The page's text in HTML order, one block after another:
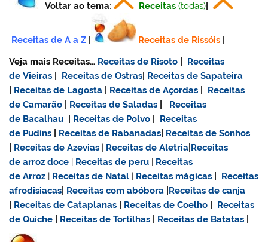
Voltar ao tema: Receitas (todas)
Receitas de A a Z Receitas de Rissóis
Veja mais Receitas… Receitas de Risoto
Receitas
de Vieiras
Receitas de Ostras Receitas de Sapateira
Receitas de Lagosta Receitas de Açordas
Receitas
de Camarão
Receitas de Saladas
Receitas
de Bacalhau
Receitas de Polvo
Receitas
de Pudins
Receitas de Rabanadas Receitas de Sonhos
Receitas de Azevias | Receitas de Aletria Receitas
dearroz doce | Receitas de peru | Receitas
de Arroz | Receitas de Natal | Receitas mágicas
Receitas
afrodisiacas Receitas com abóbora Receitas de canja
Receitas de Cataplanas Receitas de Coelho
Receitas
de Quiche
Receitas de Tortilhas Receitas de Batatas